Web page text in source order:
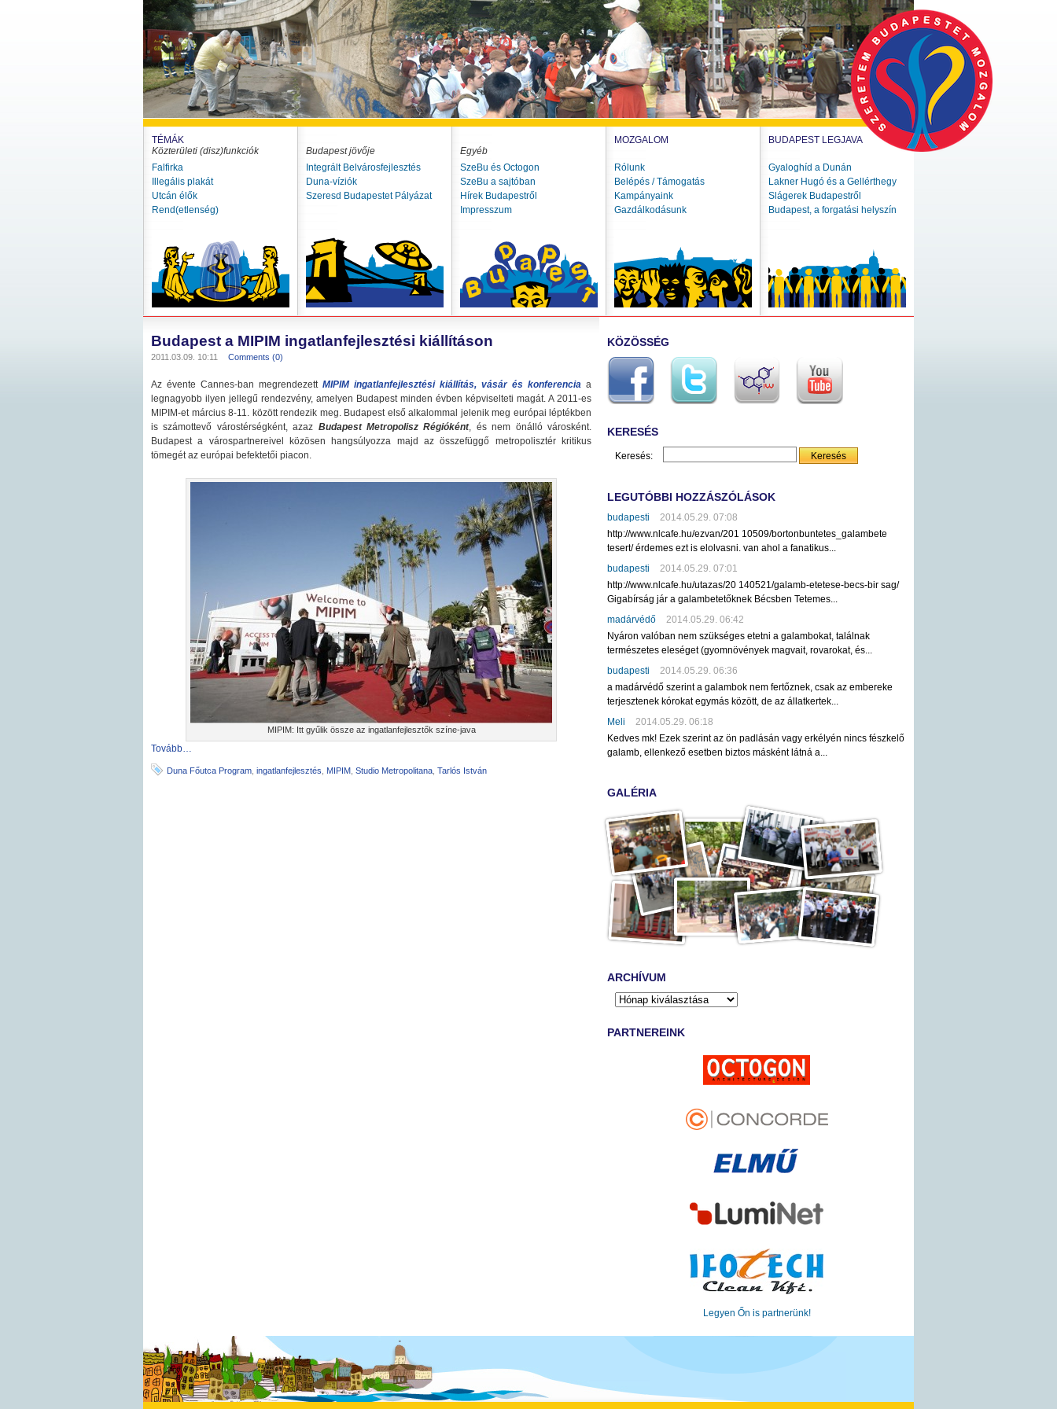
TÉMÁK
Közterületi (disz)funkciók
Falfirka
Illegális plakát
Utcán élők
Rend(etlenség)
Budapest jövője
Integrált Belvárosfejlesztés
Duna-víziók
Szeresd Budapestet Pályázat
Egyéb
SzeBu és Octogon
SzeBu a sajtóban
Hírek Budapestről
Impresszum
MOZGALOM
Rólunk
Belépés / Támogatás
Kampányaink
Gazdálkodásunk
BUDAPEST LEGJAVA
Gyaloghíd a Dunán
Lakner Hugó és a Gellérthegy
Slágerek Budapestről
Budapest, a forgatási helyszín
Budapest a MIPIM ingatlanfejlesztési kiállításon
2011.03.09. 10:11 Comments (0)
Az évente Cannes-ban megrendezett MIPIM ingatlanfejlesztési kiállítás, vásár és konferencia a
legnagyobb ilyen jellegű rendezvény, amelyen Budapest minden évben képviselteti magát. A 2011-es
MIPIM-et március 8-11. között rendezik meg. Budapest első alkalommal jelenik meg európai léptékben
is számottevő várostérségként, azaz Budapest Metropolisz Régióként, és nem önálló városként.
Budapest a várospartnereivel közösen hangsúlyozza majd az összefüggő metropolisztér kritikus
tömegét az európai befektetői piacon.
MIPIM: Itt gyűlik össze az ingatlanfejlesztők színe-java
Tovább…
Duna Főutca Program ingatlanfejlesztés MIPIM Studio Metropolitana Tarlós István
KÖZÖSSÉG
KERESÉS
Keresés:
LEGUTÓBBI HOZZÁSZÓLÁSOK
budapesti
2014.05.29. 07:08
http://www.nlcafe.hu/ezvan/201 10509/bortonbuntetes_galambete
tesert/ érdemes ezt is elolvasni. van ahol a fanatikus...
budapesti
2014.05.29. 07:01
http://www.nlcafe.hu/utazas/20 140521/galamb-etetese-becs-bir sag/
Gigabírság jár a galambetetőknek Bécsben Tetemes...
madárvédő
2014.05.29. 06:42
Nyáron valóban nem szükséges etetni a galambokat, találnak
természetes eleséget (gyomnövények magvait, rovarokat, és...
budapesti
2014.05.29. 06:36
a madárvédő szerint a galambok nem fertőznek, csak az embereke
terjesztenek kórokat egymás között, de az állatkertek...
Meli
2014.05.29. 06:18
Kedves mk! Ezek szerint az ön padlásán vagy erkélyén nincs fészkelő
galamb, ellenkező esetben biztos másként látná a...
GALÉRIA
ARCHÍVUM
PARTNEREINK
Legyen Őn is partnerünk!